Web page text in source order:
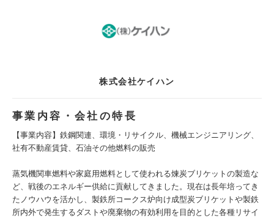
株式会社ケイハン
事業内容・会社の特長
【事業内容】鉄鋼関連、環境・リサイクル、機械エンジニアリング、
社有不動産賃貸、石油その他燃料の販売
蒸気機関車燃料や家庭用燃料として使われる煉炭ブリケットの製造な
ど、戦後のエネルギー供給に貢献してきました。現在は長年培ってき
たノウハウを活かし、製鉄所コークス炉向け成型炭ブリケットや製鉄
所内外で発生するダストや廃棄物の有効利用を目的とした各種リサイ